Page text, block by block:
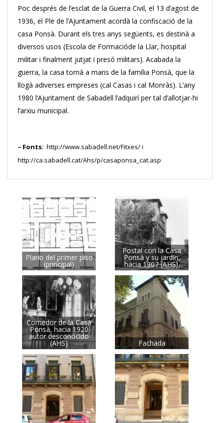
Poc després de l’esclat de la Guerra Civil, el 13 d’agost de
1936, el Ple de l’Ajuntament acordà la confiscació de la
casa Ponsà. Durant els tres anys següents, es destinà a
diversos usos (Escola de Formacióde la Llar, hospital
militar i finalment jutjat i presó militars). Acabada la
guerra, la casa tornà a mans de la família Ponsà, que la
llogà adiverses empreses (cal Casas i cal Monràs). L’any
1980 l’Ajuntament de Sabadell l’adquirí per tal d’allotjar-hi
l’arxiu municipal.
– Fonts: http://www.sabadell.net/Fitxes/ i
http://ca.sabadell.cat/Ahs/p/casaponsa_cat.asp
Plano del primer piso
(principal)
Postal con la Casa
Ponsà y su jardín,
hacia 1907 (AHS).
Comedor de la Casa
Ponsà, hacia 1920
autor desconocido
(AHS) Fachada